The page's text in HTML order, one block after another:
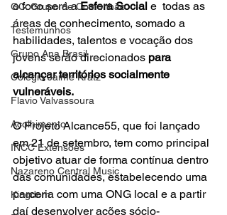
GC: Grupo de Comunhão
Testemunhos
Grupo Ana Brasil
Colégio Jaime Kratz
Flavio Valvassoura
Acolhimento
INCC Extensões
Nazareno Central Music
Kingdom
o foco será a Esfera Social e  todas as
áreas de conhecimento, somado a
habilidades, talentos e vocação dos
jovens serão direcionados para
alcançar territórios socialmente
vulneráveis.
O Projeto Alcance55, que foi lançado
em 21 de setembro, tem como principal
objetivo atuar de forma contínua dentro
das comunidades, estabelecendo uma
parceria com uma ONG local e a partir
daí desenvolver ações sócio-